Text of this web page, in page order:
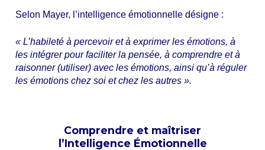
Selon Mayer, l’intelligence émotionnelle désigne :
« L’habileté à percevoir et à exprimer les émotions, à
les intégrer pour faciliter la pensée, à comprendre et à
raisonner (utiliser) avec les émotions, ainsi qu’à réguler
les émotions chez soi et chez les autres ».
Comprendre et maîtriser
l’Intelligence Émotionnelle